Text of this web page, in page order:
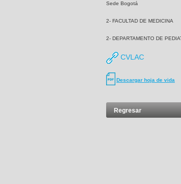
Sede Bogotá
2- FACULTAD DE MEDICINA
2- DEPARTAMENTO DE
CVLAC
Descargar hoja de vida
Regresar